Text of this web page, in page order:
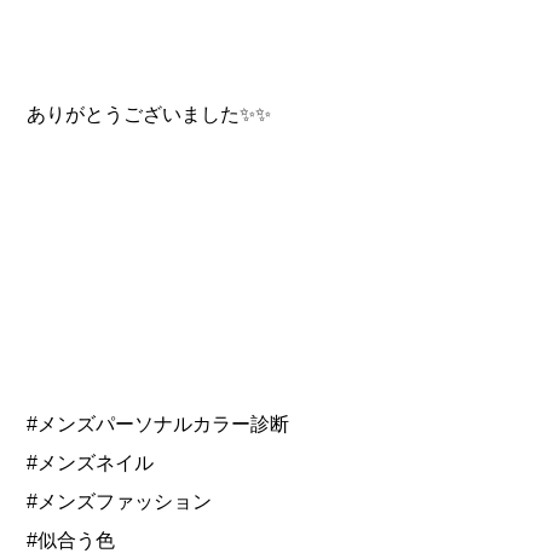
ありがとうございました✨✨
#メンズパーソナルカラー診断
#メンズネイル
#メンズファッション
#似合う色